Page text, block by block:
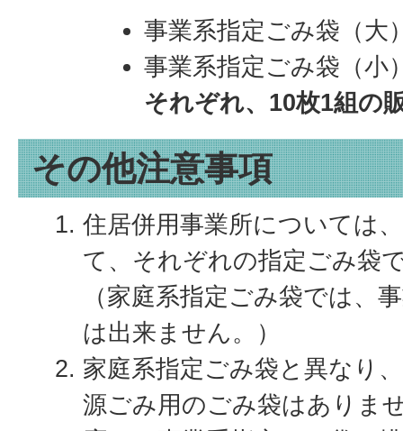
事業系指定ごみ袋（大
事業系指定ごみ袋（小
それぞれ、10枚1組の
その他注意事項
住居併用事業所については
て、それぞれの指定ごみ袋
（家庭系指定ごみ袋では、
は出来ません。）
家庭系指定ごみ袋と異なり
源ごみ用のごみ袋はありま